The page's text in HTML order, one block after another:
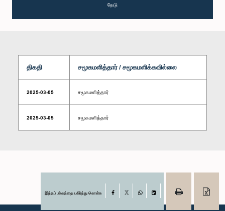
தேடு
திகதி சமூகமளித்தார் / சமூகமளிக்கவில்லை
2025-03-05 சமூகமளித்தார்
2025-03-05 சமூகமளித்தார்
இந்தப் பக்கத்தை பகிர்ந்து கொள்க Facebook